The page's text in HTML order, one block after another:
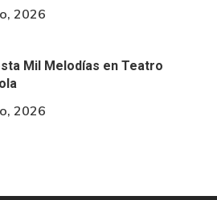
2026
Mil Melodías en Teatro
2026